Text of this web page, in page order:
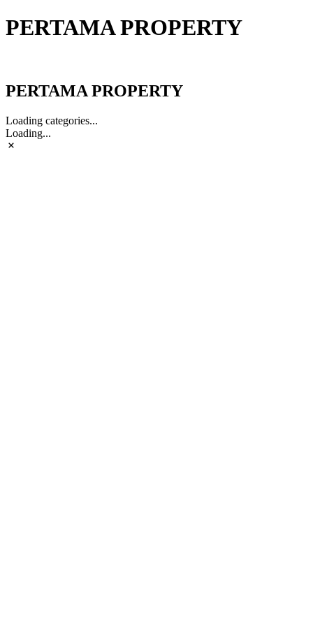
PERTAMA PROPERTY
PERTAMA PROPERTY
Loading categories...
Loading...